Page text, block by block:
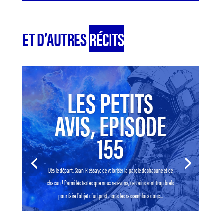
ET D’AUTRESRÉCITS
LES PETITS
AVIS, EPISODE
155
Dès le départ, Scan-R essaye de valoriser la parole de chacune et de
chacun ! Parmi les textes que nous recevons, certains sont trop brefs
pour faire l’objet d’un post, nous les rassemblons donc...